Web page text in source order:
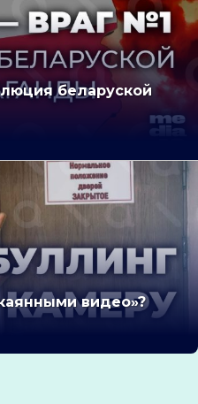
беларуской
видео»?